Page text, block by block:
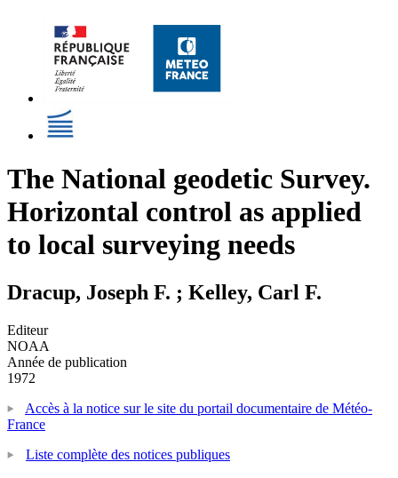
The National geodetic Survey.
Horizontal control as applied
to local surveying needs
Dracup, Joseph F. ; Kelley, Carl F.
Editeur
NOAA
Année de publication
1972
Accès à la notice sur le site du portail documentaire de Météo-
France
Liste complète des notices publiques